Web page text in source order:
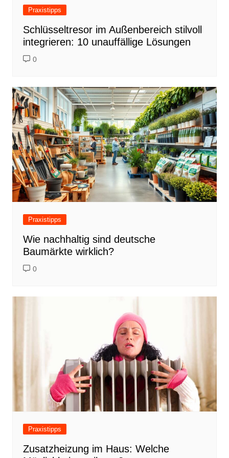
Praxistipps
Schlüsseltresor im Außenbereich stilvoll
integrieren: 10 unauffällige Lösungen
0
Praxistipps
Wie nachhaltig sind deutsche
Baumärkte wirklich?
0
Praxistipps
Zusatzheizung im Haus: Welche